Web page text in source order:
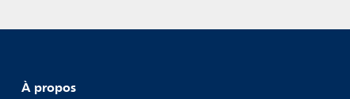
À propos